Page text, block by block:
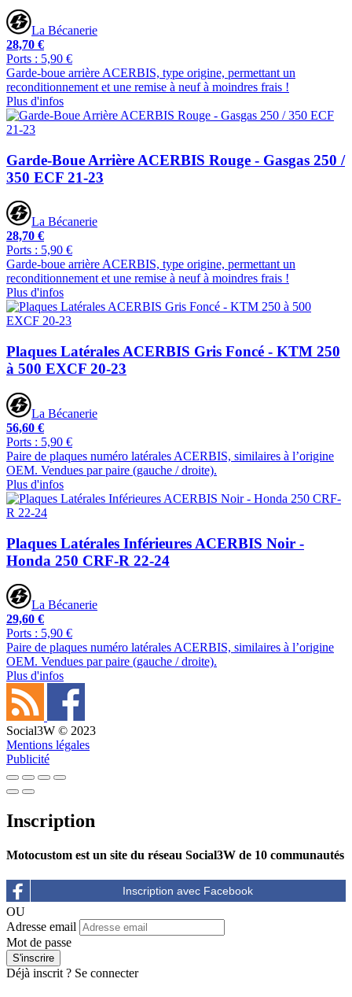
La Bécanerie
28,70 €
Ports : 5,90 €
Garde-boue arrière ACERBIS, type origine, permettant un
reconditionnement et une remise à neuf à moindres frais !
Plus d'infos
Garde-Boue Arrière ACERBIS Rouge - Gasgas 250 /
350 ECF 21-23
La Bécanerie
28,70 €
Ports : 5,90 €
Garde-boue arrière ACERBIS, type origine, permettant un
reconditionnement et une remise à neuf à moindres frais !
Plus d'infos
Plaques Latérales ACERBIS Gris Foncé - KTM 250
à 500 EXCF 20-23
La Bécanerie
56,60 €
Ports : 5,90 €
Paire de plaques numéro latérales ACERBIS, similaires à l’origine
OEM. Vendues par paire (gauche / droite).
Plus d'infos
Plaques Latérales Inférieures ACERBIS Noir -
Honda 250 CRF-R 22-24
La Bécanerie
29,60 €
Ports : 5,90 €
Paire de plaques numéro latérales ACERBIS, similaires à l’origine
OEM. Vendues par paire (gauche / droite).
Plus d'infos
Social3W © 2023
Mentions légales
Publicité
Inscription
Motocustom est un site du réseau Social3W de 10 communautés
OU
Adresse email
Mot de passe
Déjà inscrit ? Se connecter